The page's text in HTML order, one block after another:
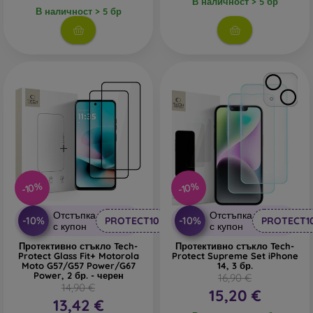
В наличност > 5 бр
-10%
-10%
Отстъпка
с купон
PROTECT10
Протективно стъкло Tech-
Protect Glass Fit+ Motorola
Moto G57/G57 Power/G67
Power, 2 бр. - черен
14,90 €
13,42 €
-10%
-10%
Отстъпка
с купон
Протективно стъкло Tech-
Protect Supreme Set iPhone
14, 3 бр.
16,90 €
15,20 €